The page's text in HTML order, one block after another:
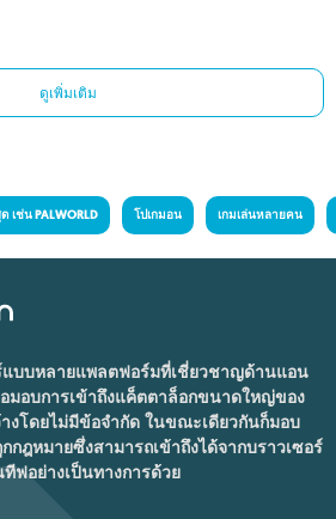
ดูเพิ่มเติม
เช่น PALWORLD โปเกมอน เกมเล่นหลายคน
บบหลายแพลตฟอร์มที่เชี่ยวชาญด้านแอน
มอบการเข้าถึงแค็ตตาล็อกขนาดใหญ่ของ
งโดยไม่มีข้อจำกัด ในขณะเดียวกันก็มอบ
กฎหมายซึ่งสามารถเข้าถึงได้จากบราวเซอร์
ฟอย่างเป็นทางการด้วย